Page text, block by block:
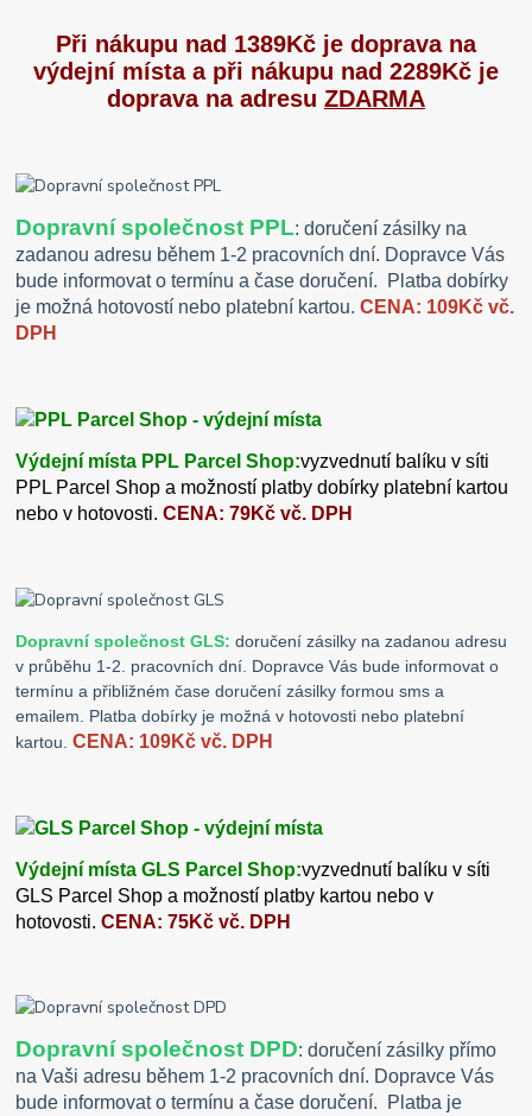
Při nákupu nad 1389Kč je doprava na
výdejní místa a při nákupu nad 2289Kč je
doprava na adresu ZDARMA
Dopravní společnost PPL: doručení zásilky na
zadanou adresu během 1-2 pracovních dní. Dopravce Vás
bude informovat o termínu a čase doručení. Platba dobírky
je možná hotovostí nebo platební kartou.CENA: 109Kč vč.
DPH
Výdejní místa PPL Parcel Shop:vyzvednutí balíku v síti
PPL Parcel Shop a možností platby dobírky platební kartou
nebo v hotovosti.CENA: 79Kč vč. DPH
Dopravní společnost GLS:doručení zásilky na zadanou adresu
v průběhu 1-2. pracovních dní. Dopravce Vás bude informovat o
termínu a přibližném čase doručení zásilky formou sms a
emailem. Platba dobírky je možná v hotovosti nebo platební
kartou.CENA: 109Kč vč. DPH
Výdejní místa GLS Parcel Shop:vyzvednutí balíku v síti
GLS Parcel Shop a možností platby kartou nebo v
hotovosti.CENA: 75Kč vč. DPH
Dopravní společnost DPD: doručení zásilky přímo
na Vaši adresu během 1-2 pracovních dní. Dopravce Vás
bude informovat o termínu a čase doručení. Platba je